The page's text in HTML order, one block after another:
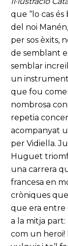
que “lo cas és
del noi
per sos èxits,
de semblant
semblar
un
que fou
nombrosa
repetia
acompanyat
per Vidiella.
Huguet
una carrera
francesa en
cròniques
que era entre
a la mitja part:
com un heroi!